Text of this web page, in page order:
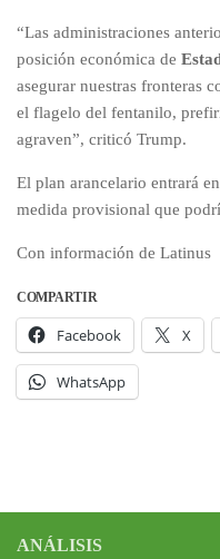
“Las administraciones
posición económica de
asegurar nuestras fronteras
el flagelo del fentanilo,
agraven”, criticó Trump.
El plan arancelario entrará
medida provisional que
Con información de Latinus
COMPARTIR
Facebook X
WhatsApp
ANÁLISIS